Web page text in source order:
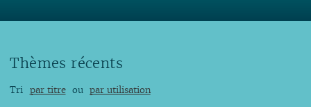
Thèmes récents
Tri par titre ou par utilisation